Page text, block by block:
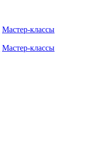
Мастер-классы
Мастер-классы